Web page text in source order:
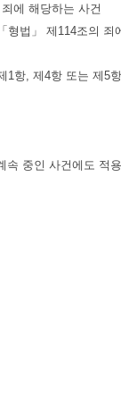
에 해당하는 사건
형법」 제114조의 죄
1항, 제4항 또는 제5
속 중인 사건에도 적